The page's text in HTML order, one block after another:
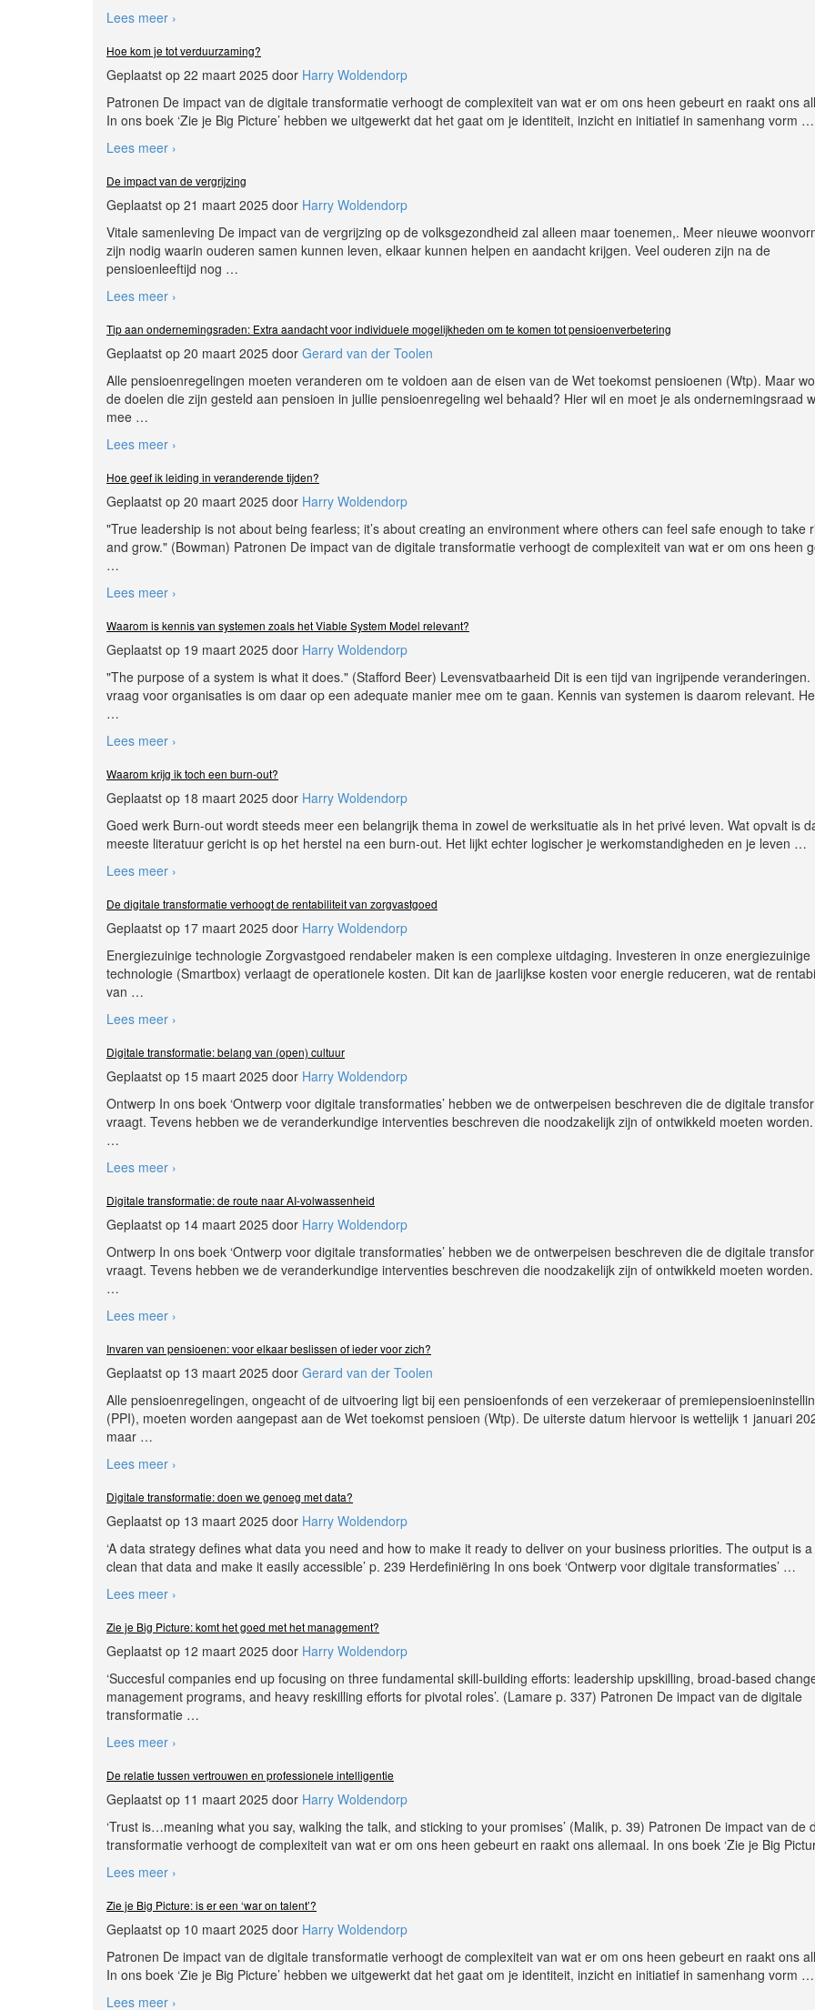
Lees meer ›
Hoe kom je tot verduurzaming?
Geplaatst op 22 maart 2025 door Harry Woldendorp
Patronen De impact van de digitale transformatie verhoogt de complexiteit van wat er om ons heen gebeurt en raakt ons
In ons boek ‘Zie je Big Picture’ hebben we uitgewerkt dat het gaat om je identiteit, inzicht en initiatief in samenhang vorm …
Lees meer ›
De impact van de vergrijzing
Geplaatst op 21 maart 2025 door Harry Woldendorp
Vitale samenleving De impact van de vergrijzing op de volksgezondheid zal alleen maar toenemen,. Meer nieuwe
zijn nodig waarin ouderen samen kunnen leven, elkaar kunnen helpen en aandacht krijgen. Veel ouderen zijn na de
pensioenleeftijd nog …
Lees meer ›
Tip aan ondernemingsraden: Extra aandacht voor individuele mogelijkheden om te komen tot pensioenverbetering
Geplaatst op 20 maart 2025 door Gerard van der Toolen
Alle pensioenregelingen moeten veranderen om te voldoen aan de eisen van de Wet toekomst pensioenen (Wtp). Maar
de doelen die zijn gesteld aan pensioen in jullie pensioenregeling wel behaald? Hier wil en moet je als ondernemingsraad
mee …
Lees meer ›
Hoe geef ik leiding in veranderende tijden?
Geplaatst op 20 maart 2025 door Harry Woldendorp
"True leadership is not about being fearless; it’s about creating an environment where others can feel safe enough to take
and grow." (Bowman) Patronen De impact van de digitale transformatie verhoogt de complexiteit van wat er om ons heen
…
Lees meer ›
Waarom is kennis van systemen zoals het Viable System Model relevant?
Geplaatst op 19 maart 2025 door Harry Woldendorp
"The purpose of a system is what it does." (Stafford Beer) Levensvatbaarheid Dit is een tijd van ingrijpende veranderingen.
vraag voor organisaties is om daar op een adequate manier mee om te gaan. Kennis van systemen is daarom relevant.
…
Lees meer ›
Waarom krijg ik toch een burn-out?
Geplaatst op 18 maart 2025 door Harry Woldendorp
Goed werk Burn-out wordt steeds meer een belangrijk thema in zowel de werksituatie als in het privé leven. Wat opvalt is
meeste literatuur gericht is op het herstel na een burn-out. Het lijkt echter logischer je werkomstandigheden en je leven …
Lees meer ›
De digitale transformatie verhoogt de rentabiliteit van zorgvastgoed
Geplaatst op 17 maart 2025 door Harry Woldendorp
Energiezuinige technologie Zorgvastgoed rendabeler maken is een complexe uitdaging. Investeren in onze energiezuinige
technologie (Smartbox) verlaagt de operationele kosten. Dit kan de jaarlijkse kosten voor energie reduceren, wat de
van …
Lees meer ›
Digitale transformatie: belang van (open) cultuur
Geplaatst op 15 maart 2025 door Harry Woldendorp
Ontwerp In ons boek ‘Ontwerp voor digitale transformaties’ hebben we de ontwerpeisen beschreven die de digitale
vraagt. Tevens hebben we de veranderkundige interventies beschreven die noodzakelijk zijn of ontwikkeld moeten
…
Lees meer ›
Digitale transformatie: de route naar AI-volwassenheid
Geplaatst op 14 maart 2025 door Harry Woldendorp
Ontwerp In ons boek ‘Ontwerp voor digitale transformaties’ hebben we de ontwerpeisen beschreven die de digitale
vraagt. Tevens hebben we de veranderkundige interventies beschreven die noodzakelijk zijn of ontwikkeld moeten
…
Lees meer ›
Invaren van pensioenen: voor elkaar beslissen of ieder voor zich?
Geplaatst op 13 maart 2025 door Gerard van der Toolen
Alle pensioenregelingen, ongeacht of de uitvoering ligt bij een pensioenfonds of een verzekeraar of
(PPI), moeten worden aangepast aan de Wet toekomst pensioen (Wtp). De uiterste datum hiervoor is wettelijk 1 januari
maar …
Lees meer ›
Digitale transformatie: doen we genoeg met data?
Geplaatst op 13 maart 2025 door Harry Woldendorp
‘A data strategy defines what data you need and how to make it ready to deliver on your business priorities. The output is
clean that data and make it easily accessible’ p. 239 Herdefiniëring In ons boek ‘Ontwerp voor digitale transformaties’ …
Lees meer ›
Zie je Big Picture: komt het goed met het management?
Geplaatst op 12 maart 2025 door Harry Woldendorp
‘Succesful companies end up focusing on three fundamental skill-building efforts: leadership upskilling, broad-based
management programs, and heavy reskilling efforts for pivotal roles’. (Lamare p. 337) Patronen De impact van de digitale
transformatie …
Lees meer ›
De relatie tussen vertrouwen en professionele intelligentie
Geplaatst op 11 maart 2025 door Harry Woldendorp
‘Trust is…meaning what you say, walking the talk, and sticking to your promises’ (Malik, p. 39) Patronen De impact van de
transformatie verhoogt de complexiteit van wat er om ons heen gebeurt en raakt ons allemaal. In ons boek ‘Zie je Big
Lees meer ›
Zie je Big Picture: is er een ‘war on talent’?
Geplaatst op 10 maart 2025 door Harry Woldendorp
Patronen De impact van de digitale transformatie verhoogt de complexiteit van wat er om ons heen gebeurt en raakt ons
In ons boek ‘Zie je Big Picture’ hebben we uitgewerkt dat het gaat om je identiteit, inzicht en initiatief in samenhang vorm …
Lees meer ›